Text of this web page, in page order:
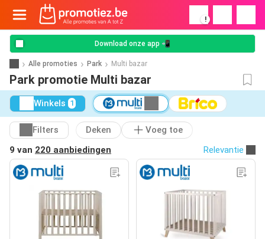
!
Download onze app 📲
Alle promoties Park Multi bazar
Park promotie Multi bazar
Winkels 1
Filters Deken
Voeg toe
9 van 220 aanbiedingen Relevantie